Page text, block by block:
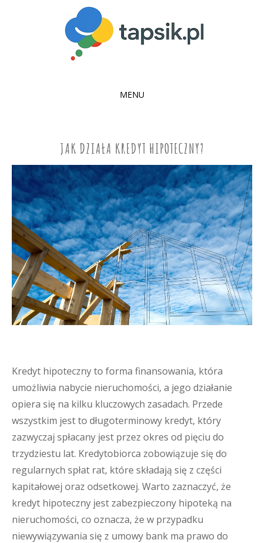
MENU
JAK DZIAŁA KREDYT HIPOTECZNY?
Kredyt hipoteczny to forma finansowania, która
umożliwia nabycie nieruchomości, a jego działanie
opiera się na kilku kluczowych zasadach. Przede
wszystkim jest to długoterminowy kredyt, który
zazwyczaj spłacany jest przez okres od pięciu do
trzydziestu lat. Kredytobiorca zobowiązuje się do
regularnych spłat rat, które składają się z części
kapitałowej oraz odsetkowej. Warto zaznaczyć, że
kredyt hipoteczny jest zabezpieczony hipoteką na
nieruchomości, co oznacza, że w przypadku
niewywiązywania się z umowy bank ma prawo do